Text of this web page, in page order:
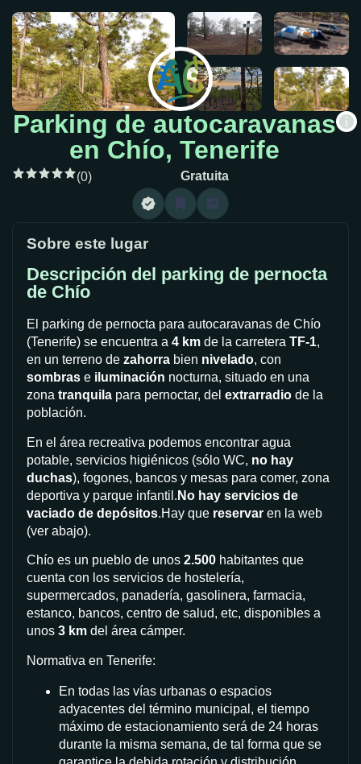
Parking de autocaravanas
en Chío, Tenerife
(0) Gratuita
Sobre este lugar
Descripción del parking de pernocta
de Chío
El parking de pernocta para autocaravanas de Chío
(Tenerife) se encuentra a 4 km de la carretera TF-1,
en un terreno de zahorra bien nivelado, con
sombras e iluminación nocturna, situado en una
zona tranquila para pernoctar, del extrarradio de la
población.
En el área recreativa podemos encontrar agua
potable, servicios higiénicos (sólo WC, no hay
duchas), fogones, bancos y mesas para comer, zona
deportiva y parque infantil. No hay servicios de
vaciado de depósitos.Hay que reservar en la web
(ver abajo).
Chío es un pueblo de unos 2.500 habitantes que
cuenta con los servicios de hostelería,
supermercados, panadería, gasolinera, farmacia,
estanco, bancos, centro de salud, etc, disponibles a
unos 3 km del área cámper.
Normativa en Tenerife:
En todas las vías urbanas o espacios
adyacentes del término municipal, el tiempo
máximo de estacionamiento será de 24 horas
durante la misma semana, de tal forma que se